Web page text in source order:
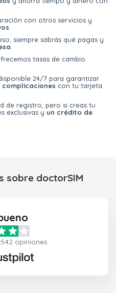
con otros servicios y
siempre sabrás qué pagas y
tasas de cambio
24/7 para garantizar
complicaciones con tu tarjeta
de registro, pero si creas tu
exclusivas y un crédito de
sobre doctorSIM
opiniones